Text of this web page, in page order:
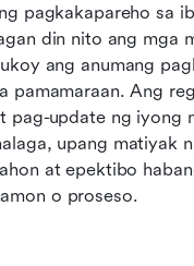
pagkakapareho sa
din nito ang mga
ang anumang
pamamaraan. Ang
pag-update ng iyong
upang matiyak
at epektibo
o proseso.